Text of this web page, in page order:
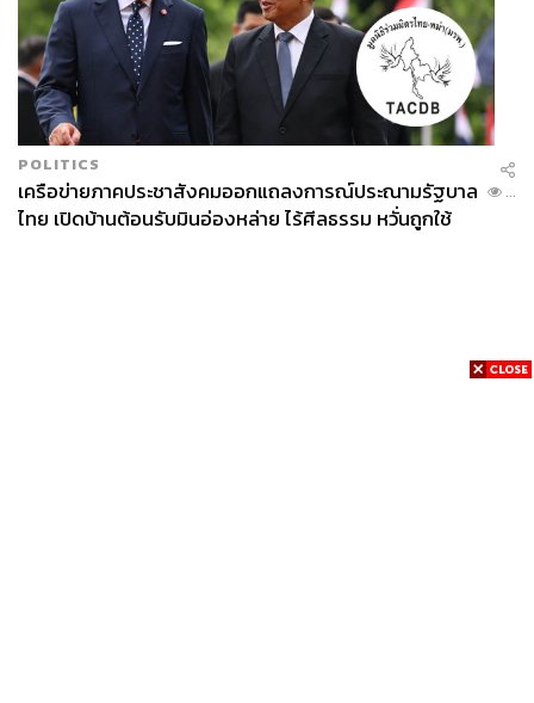
POLITICS
เครือข่ายภาคประชาสังคมออกแถลงการณ์ประณามรัฐบาล
ไทย เปิดบ้านต้อนรับมินอ่องหล่าย ไร้ศีลธรรม หวั่นถูกใช้
...